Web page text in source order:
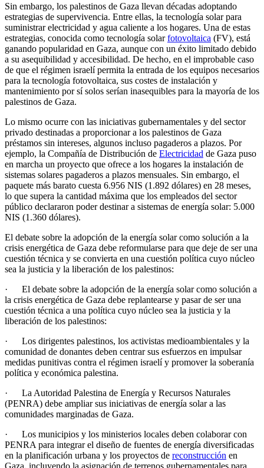
Sin embargo, los palestinos de Gaza llevan décadas adoptando
estrategias de supervivencia. Entre ellas, la tecnología solar para
suministrar electricidad y agua caliente a los hogares. Una de estas
estrategias, conocida como tecnología solarfotovoltaica (FV), está
ganando popularidad en Gaza, aunque con un éxito limitado debido
a su asequibilidad y accesibilidad. De hecho, en el improbable caso
de que el régimen israelí permita la entrada de los equipos necesarios
para la tecnología fotovoltaica, sus costes de instalación y
mantenimiento por sí solos serían inasequibles para la mayoría de los
palestinos de Gaza.
Lo mismo ocurre con las iniciativas gubernamentales y del sector
privado destinadas a proporcionar a los palestinos de Gaza
préstamos sin intereses, algunos incluso pagaderos a plazos. Por
ejemplo, la Compañía de Distribución de Electricidad de Gaza puso
en marcha un proyecto que ofrece a los hogares la instalación de
sistemas solares pagaderos a plazos mensuales. Sin embargo, el
paquete más barato cuesta 6.956 NIS (1.892 dólares) en 28 meses,
lo que supera la cantidad máxima que los empleados del sector
público declararon poder destinar a sistemas de energía solar: 5.000
NIS (1.360 dólares).
El debate sobre la adopción de la energía solar como solución a la
crisis energética de Gaza debe reformularse para que deje de ser una
cuestión técnica y se convierta en una cuestión política cuyo núcleo
sea la justicia y la liberación de los palestinos:
· El debate sobre la adopción de la energía solar como solución a
la crisis energética de Gaza debe replantearse y pasar de ser una
cuestión técnica a una política cuyo núcleo sea la justicia y la
liberación de los palestinos:
· Los dirigentes palestinos, los activistas medioambientales y la
comunidad de donantes deben centrar sus esfuerzos en impulsar
medidas punitivas contra el régimen israelí y promover la soberanía
política y económica palestina.
· La Autoridad Palestina de Energía y Recursos Naturales
(PENRA) debe ampliar sus iniciativas de energía solar a las
comunidades marginadas de Gaza.
· Los municipios y los ministerios locales deben colaborar con
PENRA para integrar el diseño de fuentes de energía diversificadas
en la planificación urbana y los proyectos de reconstrucción en
Gaza, incluyendo la asignación de terrenos gubernamentales para